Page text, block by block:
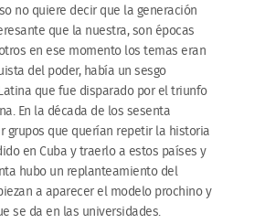
no quiere decir que la generación
que la nuestra, son épocas
en ese momento los temas eran
del poder, había un sesgo
que fue disparado por el triunfo
En la década de los sesenta
grupos que querían repetir la historia
en Cuba y traerlo a estos países y
hubo un replanteamiento del
a aparecer el modelo prochino y
se da en las universidades.